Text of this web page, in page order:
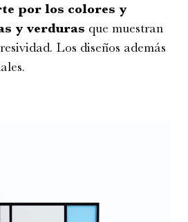
por los colores y
y verduras que muestran
Los diseños además